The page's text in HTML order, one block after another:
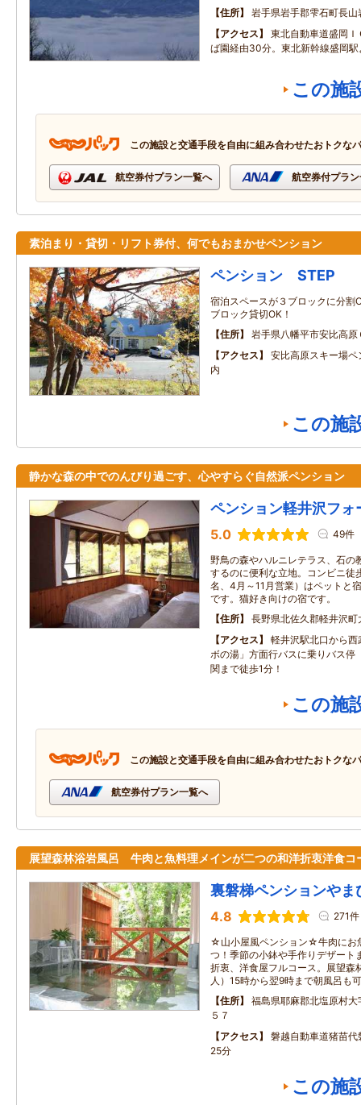
住所
岩手県岩手郡雫石町長
アクセス
東北自動車道盛岡
ば園経由30分。東北新幹線盛岡
この施
この施設と交通手段を自由に組み合わせたおトクな
航空券付プラン一覧へ 航空券付プラ
素泊まり・貸切・リフト券付、何でもおまかせペンション
ペンション STEP
宿泊スペースが３ブロックに分
ブロック貸切OK！
住所
岩手県八幡平市安比高原
アクセス
安比高原スキー場
内
この施
静かな森の中でのんびり過ごす、心やすらぐ自然派ペンション
ペンション軽井沢フォ
5.0 49件
野鳥の森やハルニレテラス、石の
するのに便利な立地。コンビニ徒
名、4月～11月営業）はペットと
です。猫好き向けの宿です。
住所
長野県北佐久郡軽井沢
アクセス
軽井沢駅北口から
ボの湯」方面行バスに乗りバス停
関まで徒歩1分！
この施
この施設と交通手段を自由に組み合わせたおトクな
航空券付プラン一覧へ
展望森林浴岩風呂 牛肉と魚料理メインが二つの和洋折衷洋食コ
裏磐梯ペンションやま
4.8 271件
☆山小屋風ペンション☆牛肉にお
つ！季節の小鉢や手作りデザート
折衷、洋食屋フルコース。展望森
人）15時から翌9時まで朝風呂も可
住所
福島県耶麻郡北塩原村
５７
アクセス
磐越自動車道猪苗
25分
この施